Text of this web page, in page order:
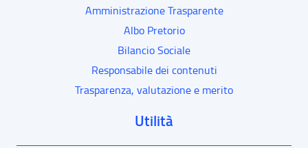
Amministrazione Trasparente
Albo Pretorio
Bilancio Sociale
Responsabile dei contenuti
Trasparenza, valutazione e merito
Utilità